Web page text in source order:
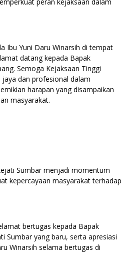
Ibu Yuni Daru Winarsih di tempat
datang kepada Bapak
Semoga Kejaksaan Tinggi
dan profesional dalam
harapan yang disampaikan
masyarakat.
Sumbar menjadi momentum
kepercayaan masyarakat terhadap
bertugas kepada Bapak
Sumbar yang baru, serta apresiasi
Winarsih selama bertugas di